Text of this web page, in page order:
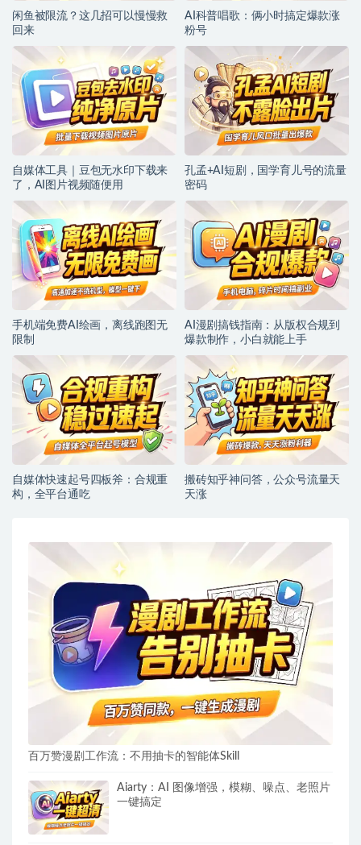
闲鱼被限流？这几招可以慢慢救
回来
AI科普唱歌：俩小时搞定爆款涨
粉号
自媒体工具｜豆包无水印下载来
了，AI图片视频随便用
孔孟+AI短剧，国学育儿号的流量
密码
手机端免费AI绘画，离线跑图无
限制
AI漫剧搞钱指南：从版权合规到
爆款制作，小白就能上手
自媒体快速起号四板斧：合规重
构，全平台通吃
搬砖知乎神问答，公众号流量天
天涨
百万赞漫剧工作流：不用抽卡的智能体Skill
Aiarty：AI 图像增强，模糊、噪点、老照片
一键搞定